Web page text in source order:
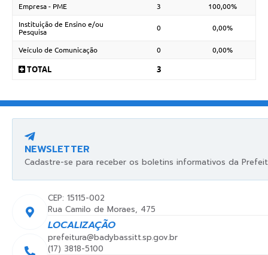
Empresa - PME 3 100,00%
Instituição de Ensino e/ou
Pesquisa
0 0,00%
Veículo de Comunicação 0 0,00%
TOTAL 3
LOCALIZAÇÃO
Rua Camilo de Moraes, 475
CEP: 15115-002
(17) 3818-5100
prefeitura@badybassitt.sp.gov.br
NEWSLETTER
Cadastre-se para receber os boletins informativos da